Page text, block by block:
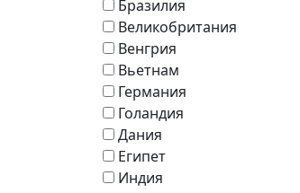
Бразилия
Великобритания
Венгрия
Вьетнам
Германия
Голандия
Дания
Египет
Индия